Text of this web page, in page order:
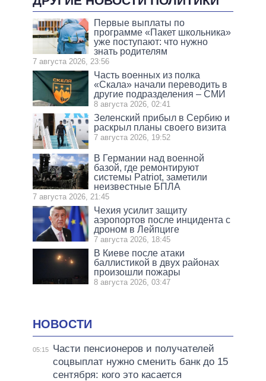
Первые выплаты по
программе «Пакет школьника»
уже поступают: что нужно
знать родителям
7 августа 2026, 23:56
Часть военных из полка
«Скала» начали переводить в
другие подразделения – СМИ
8 августа 2026, 02:41
Зеленский прибыл в Сербию и
раскрыл планы своего визита
7 августа 2026, 19:52
В Германии над военной
базой, где ремонтируют
системы Patriot, заметили
неизвестные БПЛА
7 августа 2026, 21:45
Чехия усилит защиту
аэропортов после инцидента с
дроном в Лейпциге
7 августа 2026, 18:45
В Киеве после атаки
баллистикой в двух районах
произошли пожары
8 августа 2026, 03:47
НОВОСТИ
05:15
Части пенсионеров и получателей
соцвыплат нужно сменить банк до 15
сентября: кого это касается